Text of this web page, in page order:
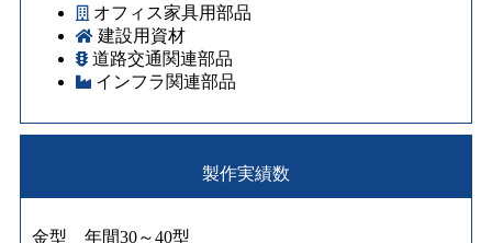
オフィス家具用部品
建設用資材
道路交通関連部品
インフラ関連部品
製作実績数
金型 年間30～40型